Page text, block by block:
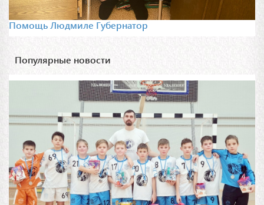
Помощь Людмиле Губернатор
Популярные новости